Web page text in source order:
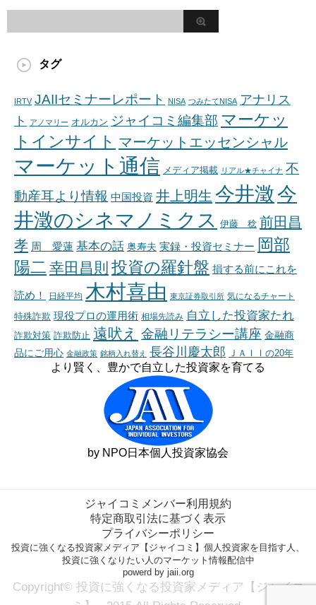
タグ
IRTV JAIIセミナーレポート NISA つみたてNISA アナリス
ト
アノマリー オルカン ジャイコミ編集部 マーケッ
トインサイト マーケットエッセンシャル
マーケット通信 メディア掲載 リアル★チャイナ 不
動産耳より情報 中国投資 井上明生 今井澂今
井澂のシネマノミクス 伊藤 稔 前田昌
孝 周 愛蓮 基本の話 奥寿夫 実録・投資セミナー 岡部
陽二 幸田昌則 投資の羅針盤 損する前にこれを
読め！ 日経平均 木村喜由 東京証券取引所 気になるチャート
特殊詐欺 現役プロの運用術 相場先読み 自立した投資家たれ
詐欺対策 詐欺防止 遠吠え 金融リテラシー講座 金融商
品にご用心 金融政策 銘柄入れ替え 長谷川慶太郎 ＪＡＩＩの20年
より賢く、豊かで自立した投資家を育てる
by NPO日本個人投資家協会
ジャイコミメンバー利用規約
特定商取引法に基づく表示
プライバシーポリシー
投資に強くなる投資家メディア【ジャイコミ】個人投資家を目指す人、
投資に強くなりたい人のマーケット情報配信中
powerd by jaii.org
Copyright© 投資に強くなる投資家メディア【ジャイコ